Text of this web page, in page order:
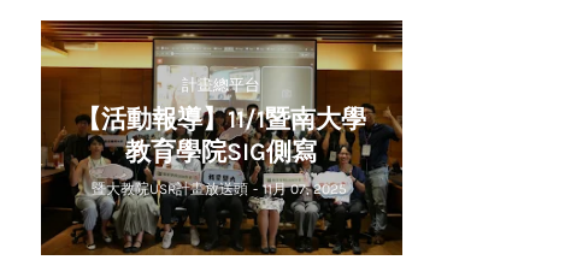
計畫總平台
【活動報導】11/1暨南大學
教育學院SIG側寫
暨大教院USR計畫放送頭 - 11月 07, 2025